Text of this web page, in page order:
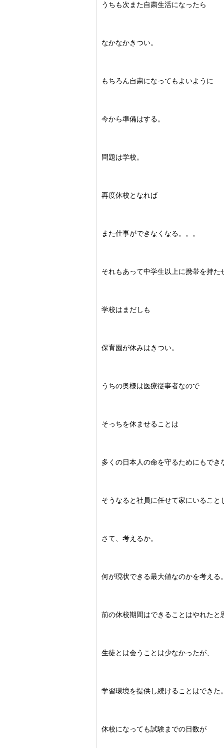
うちも次また自粛生活になったら
なかなかきつい。
もちろん自粛になってもよいように
今から準備はする。
問題は学校。
再度休校となれば
また仕事ができなくなる。。。
それもあって中学生以上に携帯を持た
学校はまだしも
保育園が休みはきつい。
うちの奥様は医療従事者なので
そっちを休ませることは
多くの日本人の命を守るためにもでき
そうなると社員に任せて家にいること
さて、考えるか。
何が現状できる最大値なのかを考える。
前の休校期間はできることはやれたと
生徒とは会うことは少なかったが、
学習環境を提供し続けることはできた。
休校になっても試験までの日数が